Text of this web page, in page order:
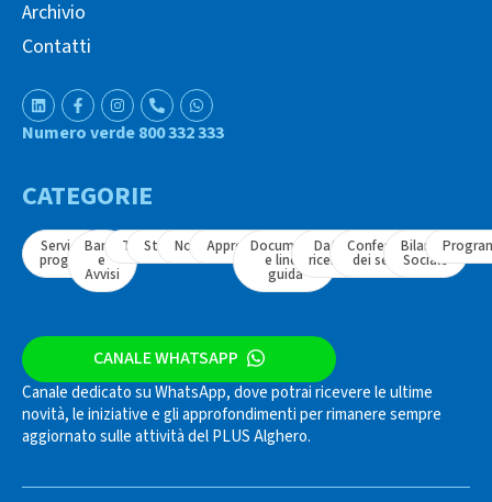
Archivio
Contatti
Numero verde 800 332 333
CATEGORIE
Servizi e
progetti
Bandi
e
Avvisi
TavoliStrumentiNormativaApprofondimenti
Documenti
e linee
guida
Dati e
ricerche
Conferenza
dei servizi
Bilancio
Sociale
CANALE WHATSAPP
Canale dedicato su WhatsApp, dove potrai ricevere le ultime
novità, le iniziative e gli approfondimenti per rimanere sempre
aggiornato sulle attività del PLUS Alghero.